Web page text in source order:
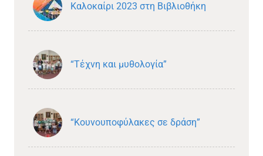
Καλοκαίρι 2023 στη Βιβλιοθήκη
“Τέχνη και μυθολογία”
“Κουνουποφύλακες σε δράση”